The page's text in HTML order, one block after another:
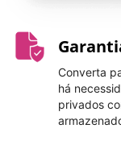
Converta
há
privados